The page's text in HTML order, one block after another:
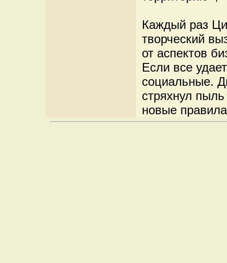
Каждый раз
творческий
от аспектов
Если все
социальные.
стряхнул
новые